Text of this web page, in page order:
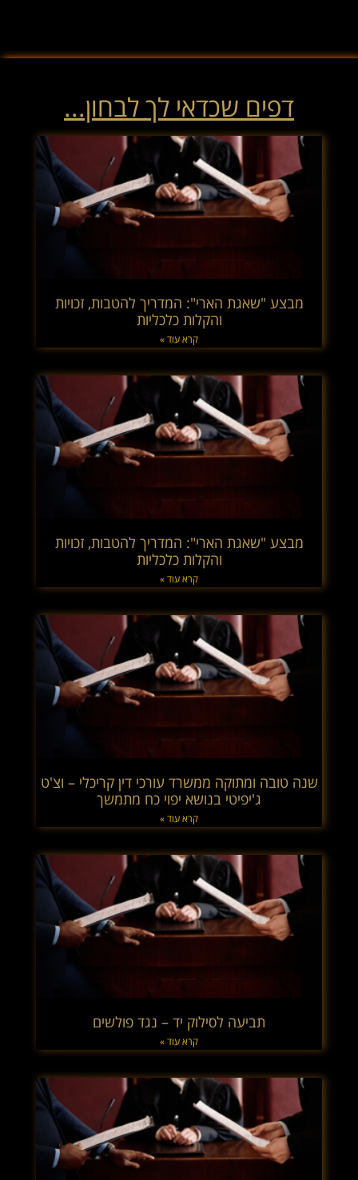
דפים שכדאי לך לבחון...
מבצע "שאגת הארי": המדריך להטבות, זכויות
והקלות כלכליות
קרא עוד »
מבצע "שאגת הארי": המדריך להטבות, זכויות
והקלות כלכליות
קרא עוד »
שנה טובה ומתוקה ממשרד עורכי דין קריכלי – וצ'ט
ג'יפיטי בנושא יפוי כח מתמשך
קרא עוד »
תביעה לסילוק יד – נגד פולשים
קרא עוד »